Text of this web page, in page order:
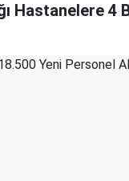
Hastanelere 4